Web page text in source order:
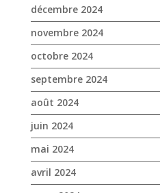
juin 2024
mai 2024
avril 2024
mars 2024
février 2024
janvier 2024
décembre 2023
novembre 2023